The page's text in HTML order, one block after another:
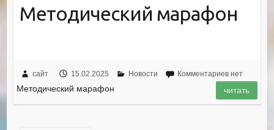
Методический марафон
сайт 15.02.2025 Новости Комментариев нет
Методический марафон читать